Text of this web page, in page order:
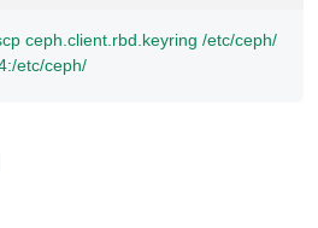
ceph.client.rbd.keyring /etc/ceph/
etc/ceph/